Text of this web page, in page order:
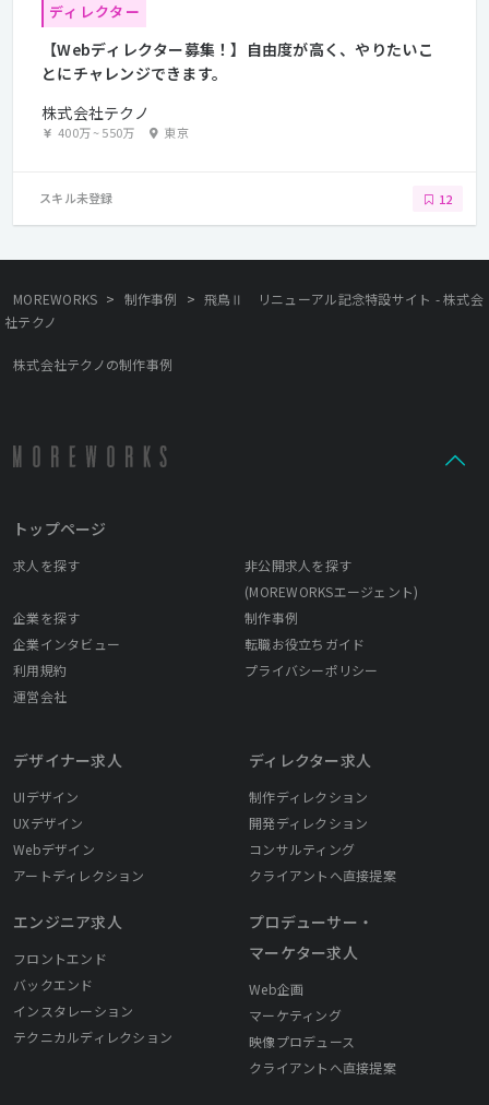
ディレクター
【Webディレクター募集！】自由度が高く、やりたいこ
とにチャレンジできます。
株式会社テクノ
400万~550万 東京
スキル未登録 12
MOREWORKS > 制作事例 > 飛鳥Ⅱ リニューアル記念特設サイト - 株式会
社テクノ
株式会社テクノの制作事例
トップページ
求人を探す
非公開求人を探す
(MOREWORKSエージェント)
企業を探す
制作事例
企業インタビュー
転職お役立ちガイド
利用規約
プライバシーポリシー
運営会社
デザイナー求人
UIデザイン
UXデザイン
Webデザイン
アートディレクション
エンジニア求人
フロントエンド
バックエンド
インスタレーション
テクニカルディレクション
ディレクター求人
制作ディレクション
開発ディレクション
コンサルティング
クライアントへ直接提案
プロデューサー・
マーケター求人
Web企画
マーケティング
映像プロデュース
クライアントへ直接提案